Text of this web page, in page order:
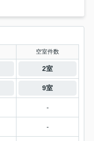
空室件数
2室
9室
-
-